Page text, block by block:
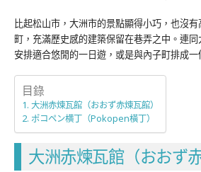
比起松山市，大洲市的景點顯得小巧，也沒
町，充滿歷史感的建築保留在巷弄之中。連
安排適合悠閒的一日遊，或是與內子町排成一
目錄
大洲赤煉瓦館（おおず赤煉瓦館）
ポコペン横丁（Pokopen橫丁）
大洲赤煉瓦館（おおず赤